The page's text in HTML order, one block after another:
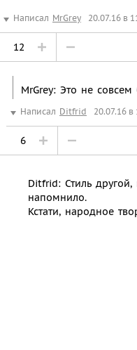
Написал MrGrey 20.07.16 в
12
MrGrey: Это не
Написал Ditfrid 20.07.16 в
6
Ditfrid: Стиль
напомнило.
Кстати, народное